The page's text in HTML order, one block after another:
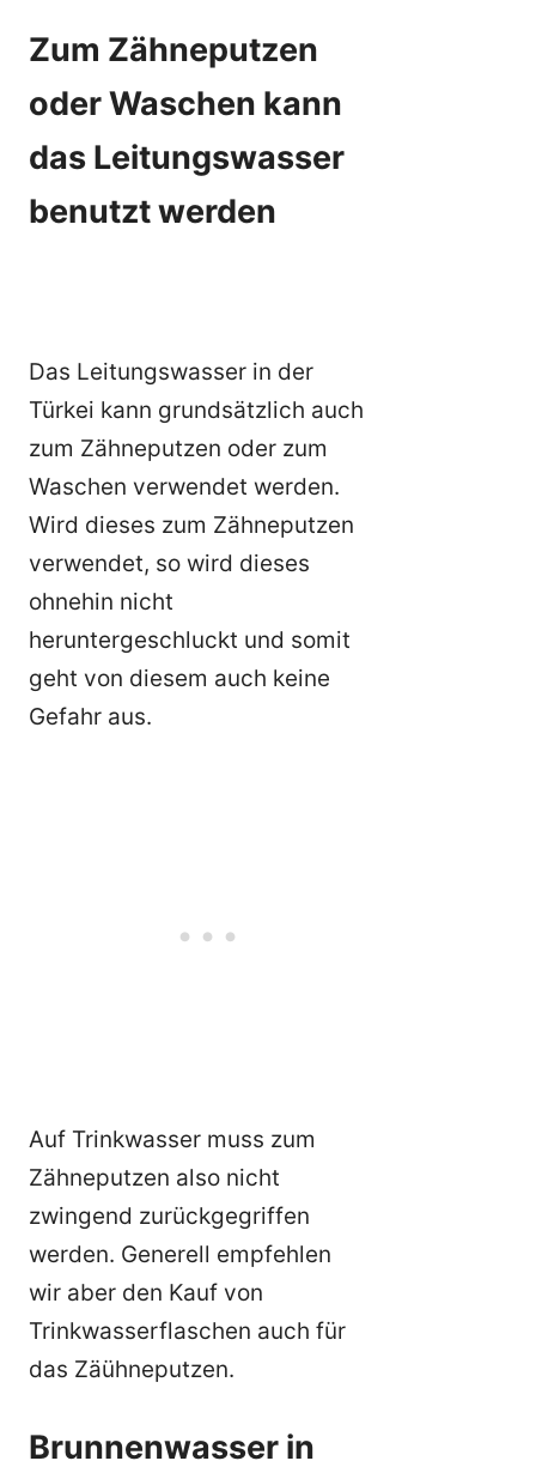
Zum Zähneputzen
oder Waschen kann
das Leitungswasser
benutzt werden
Das Leitungswasser in der
Türkei kann grundsätzlich auch
zum Zähneputzen oder zum
Waschen verwendet werden.
Wird dieses zum Zähneputzen
verwendet, so wird dieses
ohnehin nicht
heruntergeschluckt und somit
geht von diesem auch keine
Gefahr aus.
Auf Trinkwasser muss zum
Zähneputzen also nicht
zwingend zurückgegriffen
werden. Generell empfehlen
wir aber den Kauf von
Trinkwasserflaschen auch für
das Zäühneputzen.
Brunnenwasser in